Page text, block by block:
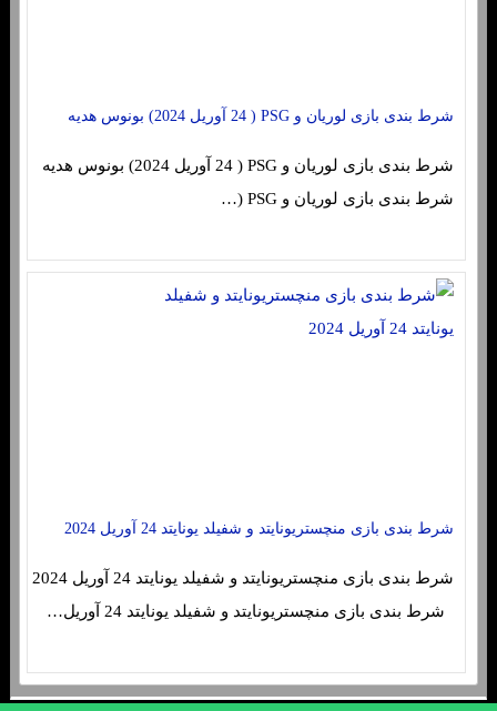
شرط بندی بازی لوریان و PSG ( 24 آوریل 2024) بونوس هدیه
شرط بندی بازی لوریان و PSG ( 24 آوریل 2024) بونوس هدیه
شرط بندی بازی لوریان و PSG (…
شرط بندی بازی منچستریونایتد و شفیلد یونایتد 24 آوریل 2024
شرط بندی بازی منچستریونایتد و شفیلد یونایتد 24 آوریل 2024
شرط بندی بازی منچستریونایتد و شفیلد یونایتد 24 آوریل…
sc4re.buzz